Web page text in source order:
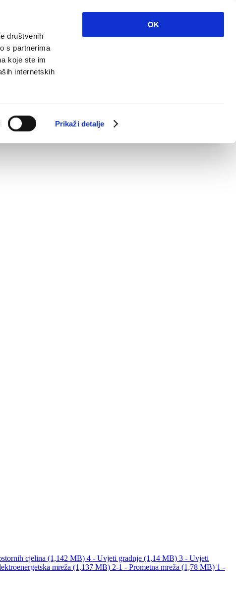
društvenih
s partnerima
koje ste im
internetskih
Prikaži detalje
OK
cjelina (1,142 MB) 4 - Uvjeti gradnje (1,14 MB) 3 - Uvjeti
mreža (1,137 MB) 2-1 - Prometna mreža (1,78 MB) 1 -